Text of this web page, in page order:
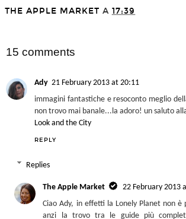
THE APPLE MARKET A 17:39
15 comments
Ady 21 February 2013 at 20:11
immagini fantastiche e resoconto meglio
non trovo mai banale...la adoro! un saluto
Look and the City
REPLY
Replies
The Apple Market
22 February 2013
Ciao Ady, in effetti la Lonely Planet non
anzi la trovo tra le guide più